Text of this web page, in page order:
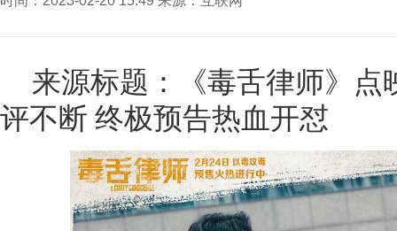
来源标题：《毒舌律师》点
评不断 终极预告热血开怼